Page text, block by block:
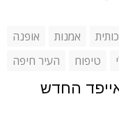
אופנה אמנות
העיר חיפה
טיפוח
החדש